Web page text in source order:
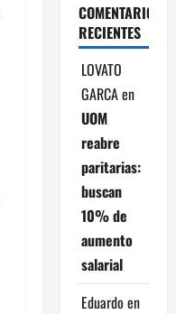
COMENTARIOS
RECIENTES
LOVATO
GARCAen
UOM
reabre
paritarias:
buscan
10% de
aumento
salarial
Eduardo en